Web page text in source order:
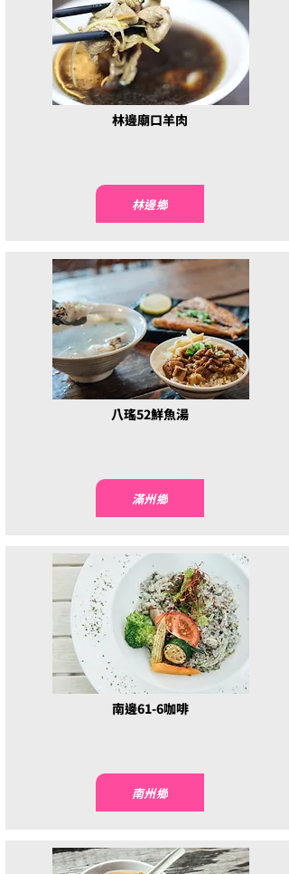
林邊廟口羊肉
林邊鄉
八瑤52鮮魚湯
滿州鄉
南邊61-6咖啡
南州鄉